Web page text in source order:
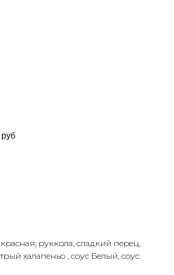
руккола, сладкий перец,
халапеньо , соус Белый, соус